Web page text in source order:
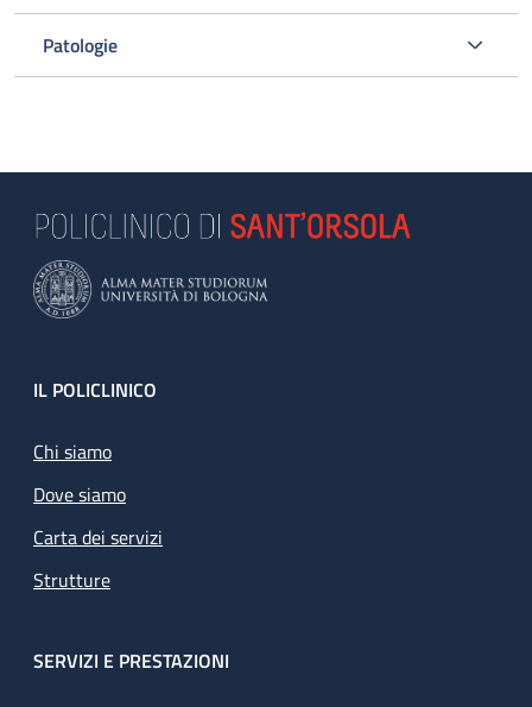
Patologie
Footer
IL POLICLINICO
Chi siamo
Dove siamo
Carta dei servizi
Strutture
SERVIZI E PRESTAZIONI